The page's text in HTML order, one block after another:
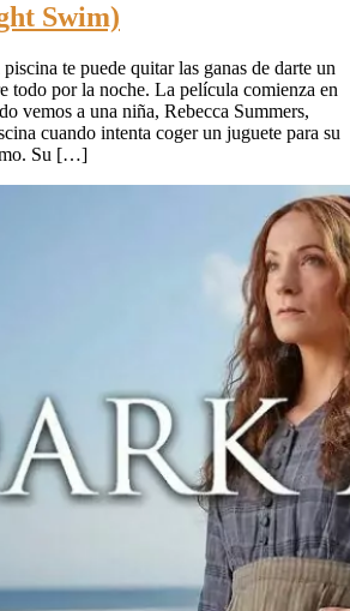
Swim)
te puede quitar las ganas de darte un
todo por la noche. La película comienza en
vemos a una niña, Rebecca Summers,
cuando intenta coger un juguete para su
Su […]